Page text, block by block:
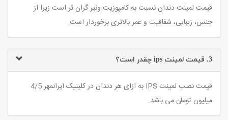
قیمت لمینت دندان نسبت به کامپوزیت ونیر گران تر است زیرا از
جنس، زیبایی، شفافیت و عمر بالاتری برخوردار است.
3. قیمت لمینت ips چقدر است؟
قیمت نصب لمینت IPS به ازای هر دندان در کلینیک ایرانمهر 4/5
میلیون تومان می باشد.